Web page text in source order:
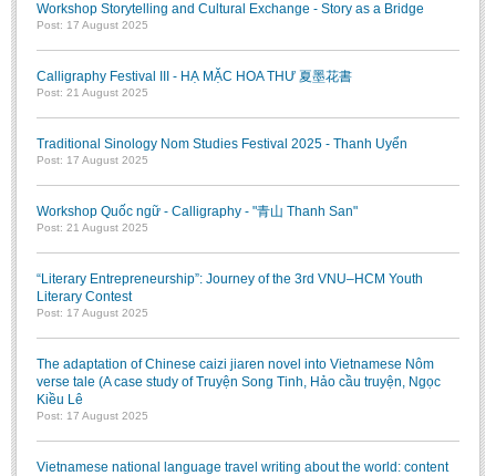
Workshop Storytelling and Cultural Exchange - Story as a Bridge
Post: 17 August 2025
Calligraphy Festival III - HẠ MẶC HOA THƯ 夏墨花書
Post: 21 August 2025
Traditional Sinology Nom Studies Festival 2025 - Thanh Uyển
Post: 17 August 2025
Workshop Quốc ngữ - Calligraphy - "青山 Thanh San"
Post: 21 August 2025
“Literary Entrepreneurship”: Journey of the 3rd VNU–HCM Youth
Literary Contest
Post: 17 August 2025
The adaptation of Chinese caizi jiaren novel into Vietnamese Nôm
verse tale (A case study of Truyện Song Tinh, Hảo cầu truyện, Ngọc
Kiều Lê
Post: 17 August 2025
Vietnamese national language travel writing about the world: content